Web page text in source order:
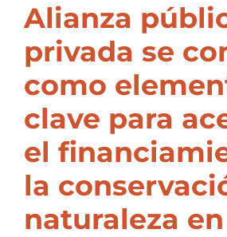
Alianza
privada se
como
clave para
el
la
naturaleza